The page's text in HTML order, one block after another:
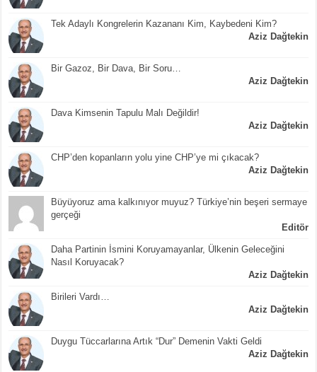
Tek Adaylı Kongrelerin Kazananı Kim, Kaybedeni Kim?
Aziz Dağtekin
Bir Gazoz, Bir Dava, Bir Soru…
Aziz Dağtekin
Dava Kimsenin Tapulu Malı Değildir!
Aziz Dağtekin
CHP’den kopanların yolu yine CHP’ye mi çıkacak?
Aziz Dağtekin
Büyüyoruz ama kalkınıyor muyuz? Türkiye’nin beşeri sermaye
gerçeği
Editör
Daha Partinin İsmini Koruyamayanlar, Ülkenin Geleceğini
Nasıl Koruyacak?
Aziz Dağtekin
Birileri Vardı…
Aziz Dağtekin
Duygu Tüccarlarına Artık “Dur” Demenin Vakti Geldi
Aziz Dağtekin